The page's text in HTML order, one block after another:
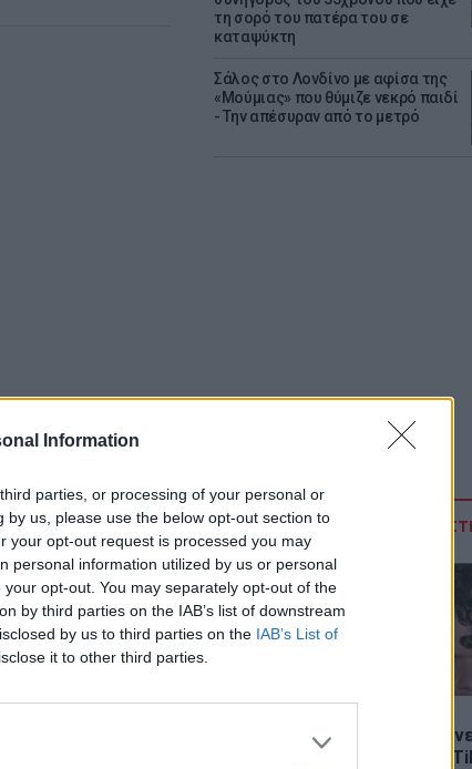
Information
parties, or processing of your personal or
us, please use the below opt-out section to
your opt-out request is processed you may
personal information utilized by us or personal
opt-out. You may separately opt-out of the
by third parties on the IAB’s list of downstream
by us to third parties on the IAB’s List of
it to other third parties.
τη σορό του πατέρα του σε
καταψύκτη
Σάλος στο Λονδίνο με αφίσα της
«Μούμιας» που θύμιζε νεκρό παιδί
- Την απέσυραν από το μετρό
Πέρεζ Χίλτον: Τι λέει η
μετά το σοκαριστικό live στο